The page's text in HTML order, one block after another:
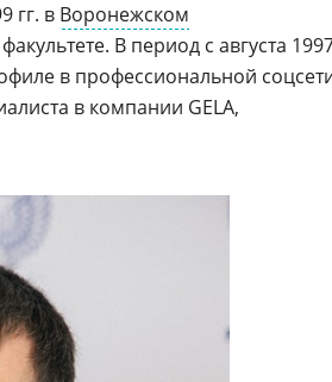
гг. в Воронежском
В период с августа
в профессиональной
в компании GELA,